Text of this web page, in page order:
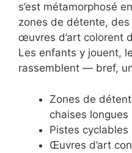
s’est métamorphosé
zones de détente,
œuvres d’art colorent
Les enfants y jouent,
rassemblent — bref,
Zones de
chaises longues
Pistes cyclables
Œuvres d’art